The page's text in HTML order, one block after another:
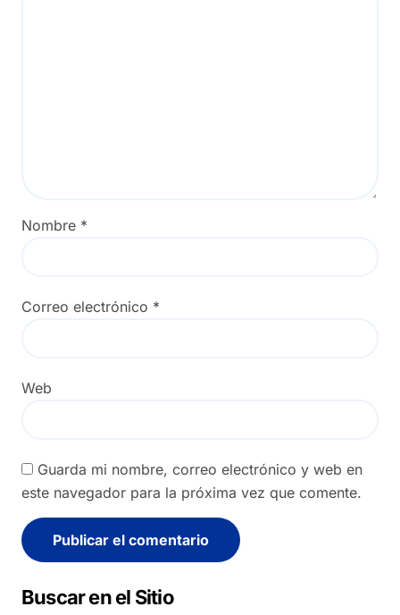
Nombre *
Correo electrónico *
Web
Guarda mi nombre, correo electrónico y web en
este navegador para la próxima vez que comente.
Alternative:
Buscar en el Sitio